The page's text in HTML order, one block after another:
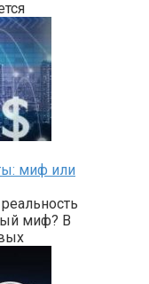
миф или
миф? В